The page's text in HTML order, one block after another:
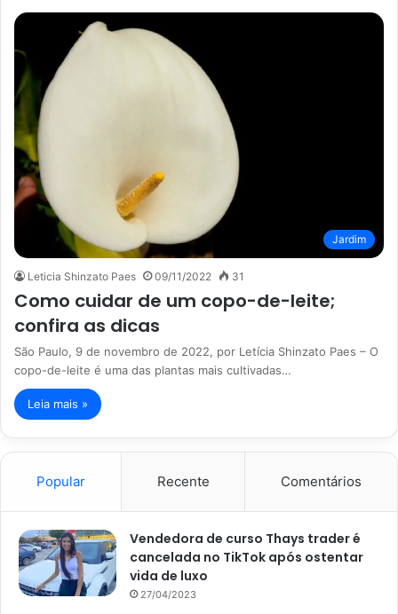
Jardim
Leticia Shinzato Paes 09/11/2022 31
Como cuidar de um copo-de-leite;
confira as dicas
São Paulo, 9 de novembro de 2022, por Letícia Shinzato Paes – O
copo-de-leite é uma das plantas mais cultivadas…
Leia mais »
Popular Recente Comentários
Vendedora de curso Thays trader é
cancelada no TikTok após ostentar
vida de luxo
27/04/2023